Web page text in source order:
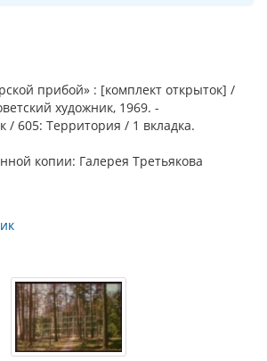
прибой» : [комплект открыток] /
художник, 1969. -
/ 605: Территория / 1 вкладка.
копии: Галерея Третьякова